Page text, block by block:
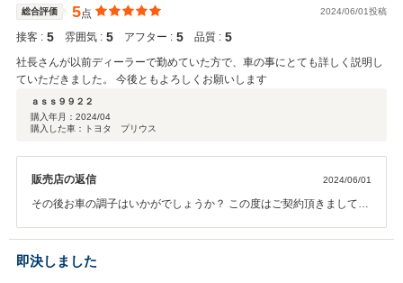
総合評価 5点 2024/06/01投稿
接客 : 5 雰囲気 : 5 アフター : 5 品質 : 5
社長さんが以前ディーラーで勤めていた方で、車の事にとても詳しく説明し
ていただきました。 今後ともよろしくお願いします
ａｓｓ９９２２
購入年月： 2024/04
購入した車：トヨタ プリウス
販売店の返信 2024/06/01
その後お車の調子はいかがでしょうか？ この度はご契約頂きまして、
頂き、大変うれしく思います。 今後ともどうぞ宜しくお願い致しま
す。
即決しました